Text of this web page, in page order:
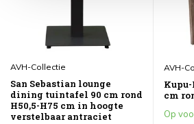
AVH-Collectie
San Sebastian lounge
dining tuintafel 90 cm rond
H50,5-H75 cm in hoogte
verstelbaar antraciet
AVH-
cm
Op